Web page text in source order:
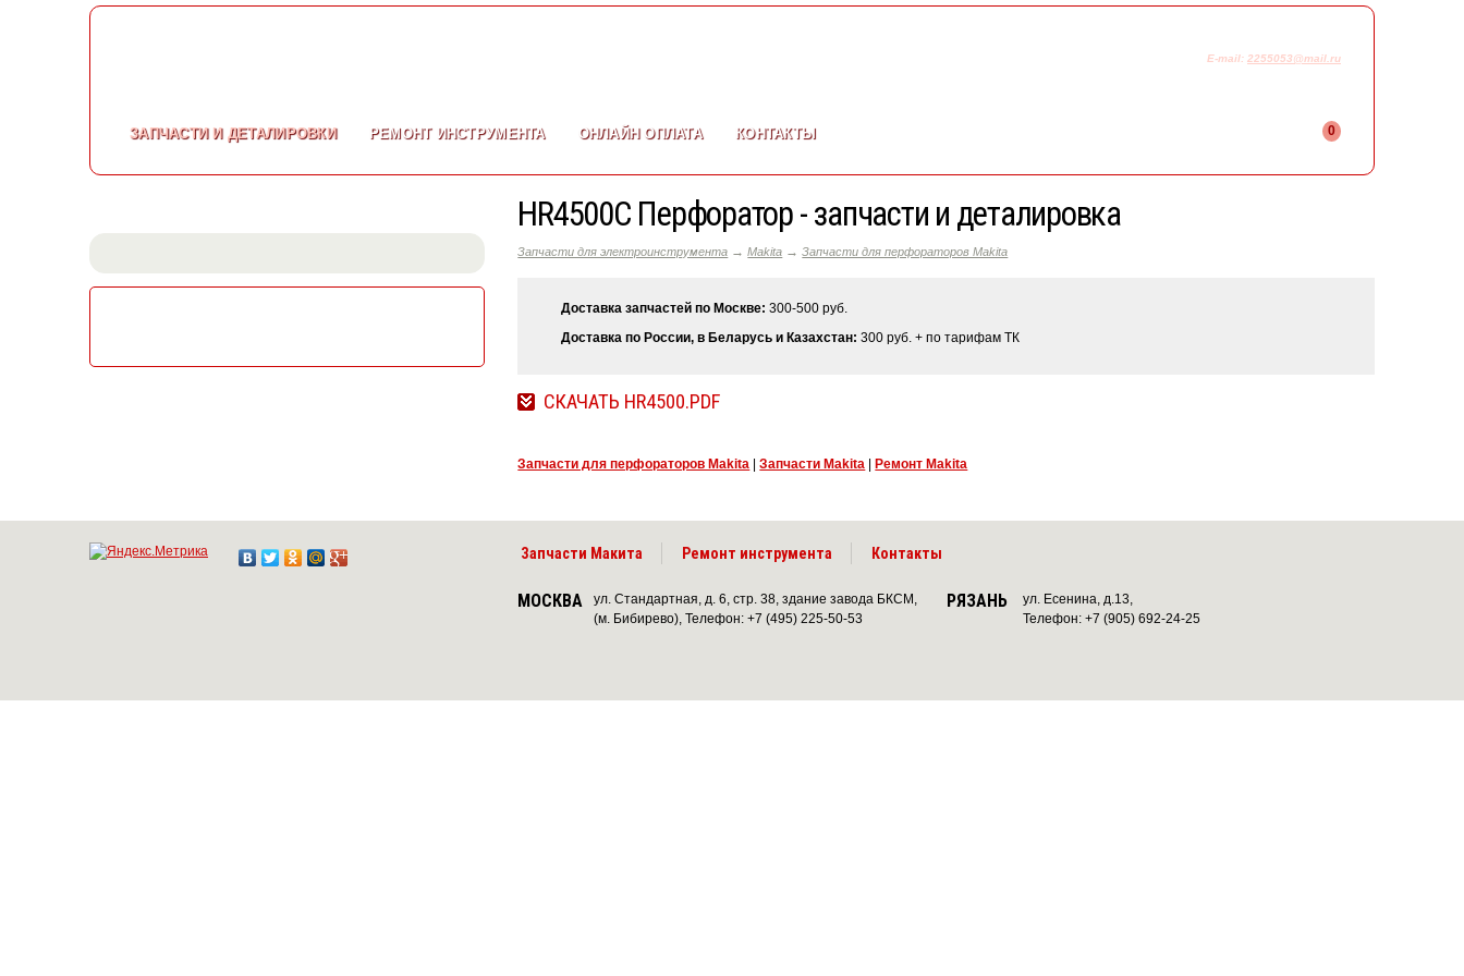
E-mail: 2255053@mail.ru
0
ЗАПЧАСТИИ ДЕТАЛИРОВКИ РЕМОНТИНСТРУМЕНТА ОНЛАЙН ОПЛАТА КОНТАКТЫ
HR4500C Перфоратор - запчасти и деталировка
Запчасти для электроинструмента →Makita →Запчасти для перфораторов Makita
Доставка запчастей по Москве: 300-500 руб.
Доставка по России, в Беларусь и Казахстан: 300 руб. + по тарифам ТК
СКАЧАТЬ HR4500.PDF
Запчасти для перфораторов Makita |Запчасти Makita Ремонт Makita
Запчасти Макита Ремонт инструмента Контакты
МОСКВА
ул. Стандартная, д. 6, стр. 38, здание завода БКСМ,
(м. Бибирево), Телефон: +7 (495) 225-50-53
РЯЗАНЬ
ул. Есенина, д.13,
Телефон: +7 (905) 692-24-25